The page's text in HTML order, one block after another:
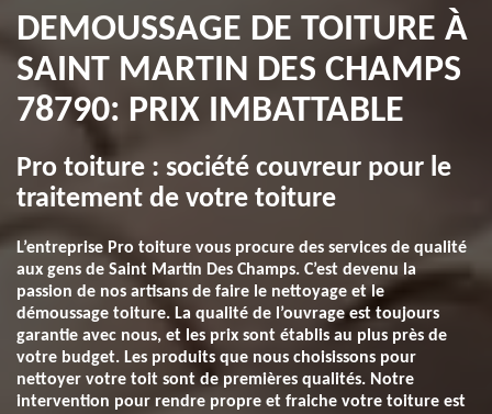
DEMOUSSAGE DE TOITURE À
SAINT MARTIN DES CHAMPS
78790: PRIX IMBATTABLE
Pro toiture : société couvreur pour le
traitement de votre toiture
L’entreprise Pro toiture vous procure des services de qualité
aux gens de Saint Martin Des Champs. C’est devenu la
passion de nos artisans de faire le nettoyage et le
démoussage toiture. La qualité de l’ouvrage est toujours
garantie avec nous, et les prix sont établis au plus près de
votre budget. Les produits que nous choisissons pour
nettoyer votre toit sont de premières qualités. Notre
intervention pour rendre propre et fraiche votre toiture est